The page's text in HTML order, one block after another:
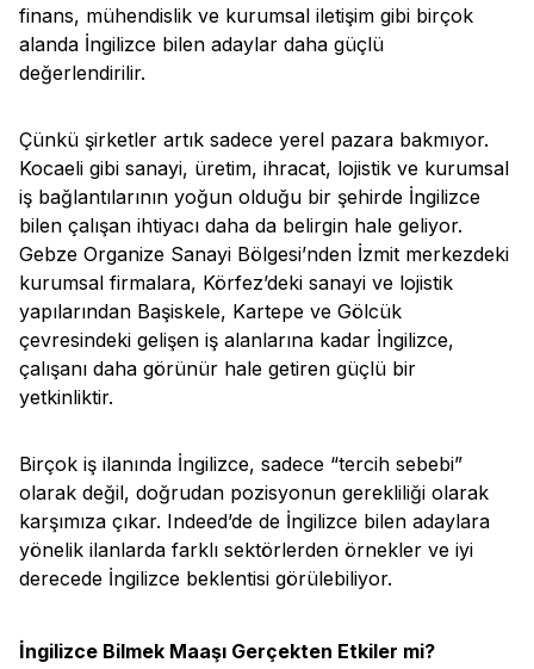
finans, mühendislik ve kurumsal iletişim gibi birçok
alanda İngilizce bilen adaylar daha güçlü
değerlendirilir.
Çünkü şirketler artık sadece yerel pazara bakmıyor.
Kocaeli gibi sanayi, üretim, ihracat, lojistik ve kurumsal
iş bağlantılarının yoğun olduğu bir şehirde İngilizce
bilen çalışan ihtiyacı daha da belirgin hale geliyor.
Gebze Organize Sanayi Bölgesi’nden İzmit merkezdeki
kurumsal firmalara, Körfez’deki sanayi ve lojistik
yapılarından Başiskele, Kartepe ve Gölcük
çevresindeki gelişen iş alanlarına kadar İngilizce,
çalışanı daha görünür hale getiren güçlü bir
yetkinliktir.
Birçok iş ilanında İngilizce, sadece “tercih sebebi”
olarak değil, doğrudan pozisyonun gerekliliği olarak
karşımıza çıkar. Indeed’de de İngilizce bilen adaylara
yönelik ilanlarda farklı sektörlerden örnekler ve iyi
derecede İngilizce beklentisi görülebiliyor.
İngilizce Bilmek Maaşı Gerçekten Etkiler mi?